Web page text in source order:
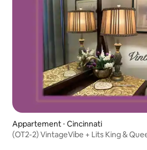
Appartement ⋅ Cincinnati
(OT2-2) VintageVibe + Lits King &